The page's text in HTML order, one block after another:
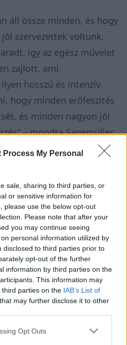
Process My Personal
sale, sharing to third parties, or
or sensitive information for
please use the below opt-out
Please note that after your
you may continue seeing
personal information utilized by
disclosed to third parties prior to
opt-out of the further
information by third parties on the
This information may
parties on the IAB’s List of
that may further disclose it to other
app uses one or more Google
Opt Outs
áll össze minden, és hogy
szervezettek voltunk,
így az egész művelet
zajlott, ami
hosszú és intenzív
hogy minden erőfeszítés
és minden nagyon jól
– mondta Sagemüller,
hogy azért vérzik a szíve
/ Red Bull Content Pool